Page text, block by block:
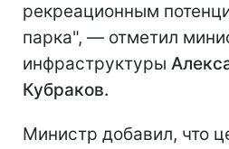
рекреационным
парка", — отметил
инфраструктуры
Кубраков.
Министр добавил, что